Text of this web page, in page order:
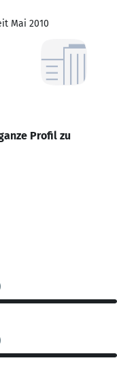
Mai 2010
Profil zu